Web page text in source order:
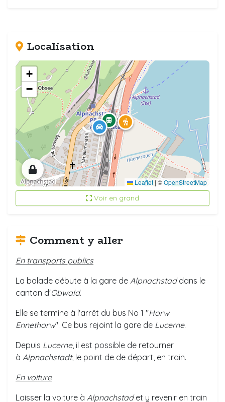
Localisation
+
−
Leaflet | ©OpenStreetMap
Voir en grand
Comment y aller
En transports publics
La balade débute à la gare de Alpnachstaddans le
canton d'Obwald.
Elle se termine à l'arrêt du bus No 1 "Horw
Ennethorw". Ce bus rejoint la gare de Lucerne.
Depuis Lucerne, il est possible de retourner
à Alpnachstadt, le point de de départ, en train.
En voiture
Laisser la voiture à Alpnachstadet y revenir en train